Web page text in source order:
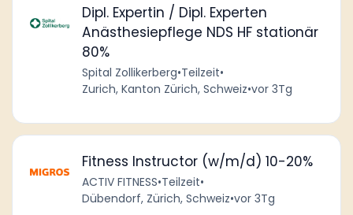
Dipl. Expertin / Dipl. Experten
Anästhesiepflege NDS HF stationär
80%
Spital Zollikerberg•Teilzeit•
Zurich, Kanton Zürich, Schweiz•vor 3Tg
Fitness Instructor (w/m/d) 10-20%
ACTIV FITNESS•Teilzeit•
Dübendorf, Zürich, Schweiz•vor 3Tg